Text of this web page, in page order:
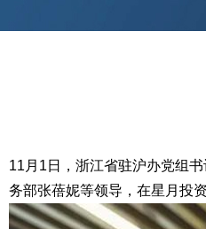
11月1日， 浙江省驻沪办党组
务部张蓓妮等领导 ，在星月投